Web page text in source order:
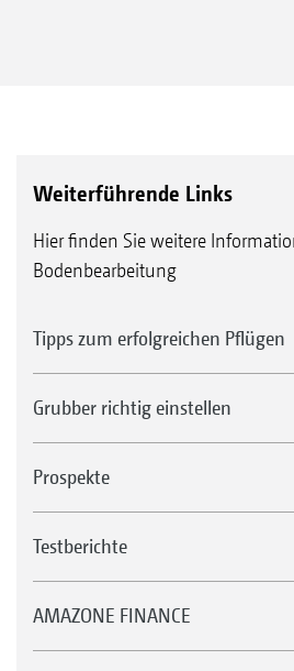
Weiterführende Links
Hier finden Sie weitere
Bodenbearbeitung
Tipps zum erfolgreichen Pflügen
Grubber richtig einstellen
Prospekte
Testberichte
AMAZONE FINANCE